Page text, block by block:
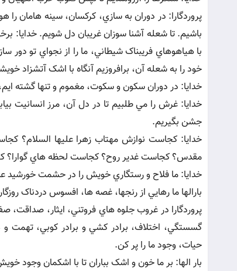
پروردگارا: در دوران به سازي، کرکسان، سينه هامان را
باشيم. تا شعله آشنا سوزان غريبان دل شويم. خدايا:
با هياهوهاي فريبناک شيطاني، ما را از نجواي تو دور
خود را به شعله آن، برافروزيم آنگاه با اشک آتشزاد
خدايا: در دوران سکون و سکوت، مغموم و تنها گشته
خدايا: غرش را مي طلبيم تا در دل آن، مرز انسانيت
جشن بگيريم.
خدايا: کجاست نوازش مهتاب زهرا عليها السلام؟
مقدس؟ کجاست غدير روح؟ کجاست لحظه هاي
خدايا: ما فلاح و رستگاري خويش را در حشمت
بارالها ما رهايي از رنجها، غصه ها، افسوس دردناک
پروردگارا در غروب جلوه هاي فروتني، ايثار،
گسستگي، اختلاف، برادر کشي و برادر کوبي، تهمت و
حيات، وجود ما را پر کن.
بار الها: بر ما خون و اشک بباران تا با اشکمان وجود